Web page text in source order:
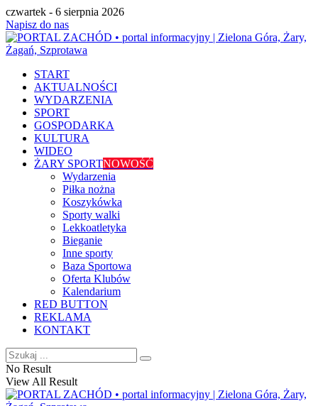
czwartek - 6 sierpnia 2026
Napisz do nas
START
AKTUALNOŚCI
WYDARZENIA
SPORT
GOSPODARKA
KULTURA
WIDEO
ŻARY SPORTNOWOŚĆ
Wydarzenia
Piłka nożna
Koszykówka
Sporty walki
Lekkoatletyka
Bieganie
Inne sporty
Baza Sportowa
Oferta Klubów
Kalendarium
RED BUTTON
REKLAMA
KONTAKT
No Result
View All Result